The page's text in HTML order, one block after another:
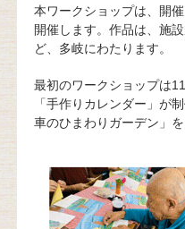
本ワークショップは、開
開催します。作品は、施
ど、多岐にわたります。
最初のワークショップは
「手作りカレンダー」が
車のひまわりガーデン」